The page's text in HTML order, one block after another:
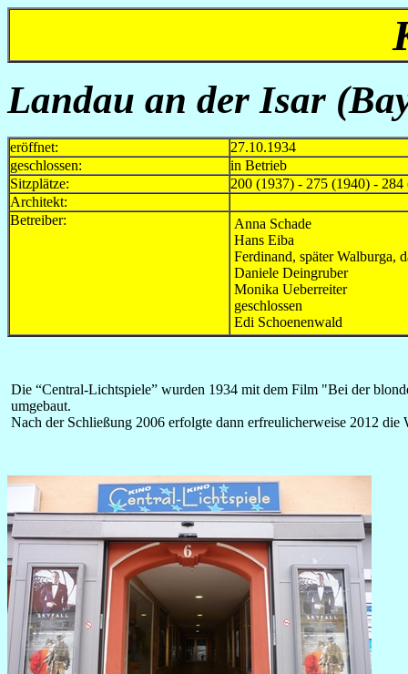
Landau an der Isar
eröffnet:
27.10.1934
geschlossen:
in Betrieb
Sitzplätze:
200 (1937) - 275 (1940) -
Architekt:
Betreiber:
Anna Schade
Hans Eiba
Ferdinand, später Walburga,
Daniele Deingruber
Monika Ueberreiter
geschlossen
Edi Schoenenwald
Die “Central-Lichtspiele” wurden 1934 mit dem Film "Bei der
umgebaut.
Nach der Schließung 2006 erfolgte dann erfreulicherweise 2012